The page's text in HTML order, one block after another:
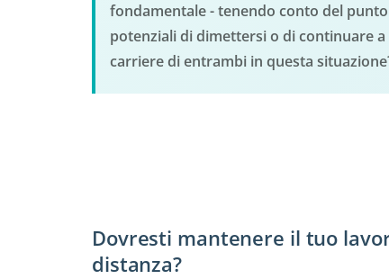
fondamentale - tenendo conto del
potenziali di dimettersi o di continuare
carriere di entrambi in questa
Dovresti mantenere il tuo
distanza?